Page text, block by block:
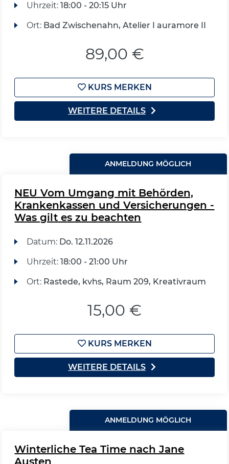
Uhrzeit: 18:00 - 20:15 Uhr
Ort: Bad Zwischenahn, Atelier I auramore II
89,00 €
KURS MERKEN
WEITERE DETAILS
ANMELDUNG MÖGLICH
NEU Vom Umgang mit Behörden,
Krankenkassen und Versicherungen -
Was gilt es zu beachten
Datum: Do. 12.11.2026
Uhrzeit: 18:00 - 21:00 Uhr
Ort: Rastede, kvhs, Raum 209, Kreativraum
15,00 €
KURS MERKEN
WEITERE DETAILS
ANMELDUNG MÖGLICH
Winterliche Tea Time nach Jane
Austen